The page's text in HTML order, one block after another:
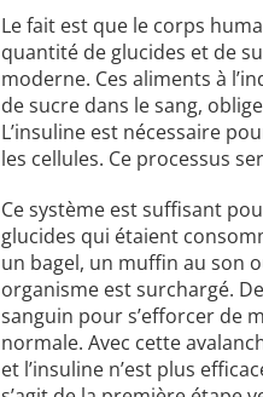
Le fait est que le corps
quantité de glucides et de
moderne. Ces aliments à
de sucre dans le sang,
L’insuline est nécessaire
les cellules. Ce processus
Ce système est suffisant
glucides qui étaient
un bagel, un muffin au son
organisme est surchargé.
sanguin pour s’efforcer de
normale. Avec cette
et l’insuline n’est plus